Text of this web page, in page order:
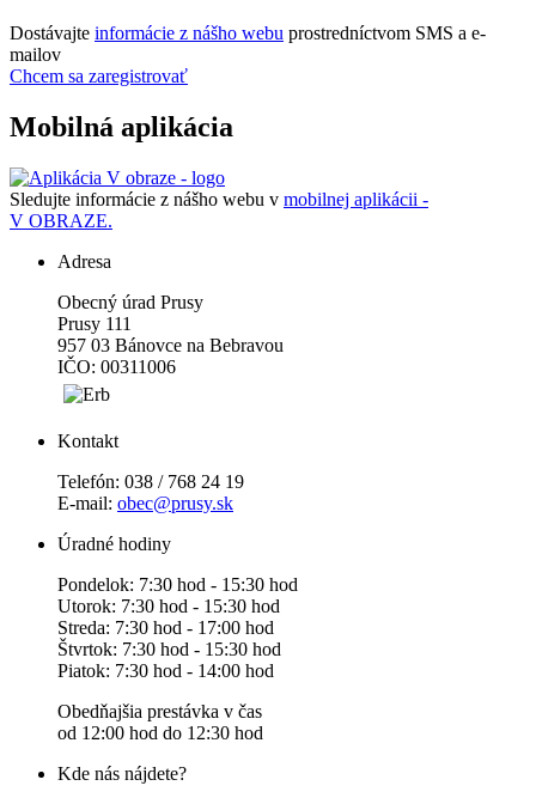
Dostávajte informácie z nášho webu prostredníctvom SMS a e-
mailov
Chcem sa zaregistrovať
Mobilná aplikácia
Sledujte informácie z nášho webu v mobilnej aplikácii -
V OBRAZE.
Adresa
Obecný úrad Prusy
Prusy 111
957 03 Bánovce na Bebravou
IČO: 00311006
Kontakt
Telefón: 038 / 768 24 19
E-mail: obec@prusy.sk
Úradné hodiny
Pondelok: 7:30 hod - 15:30 hod
Utorok: 7:30 hod - 15:30 hod
Streda: 7:30 hod - 17:00 hod
Štvrtok: 7:30 hod - 15:30 hod
Piatok: 7:30 hod - 14:00 hod
Obedňajšia prestávka v čas
od 12:00 hod do 12:30 hod
Kde nás nájdete?